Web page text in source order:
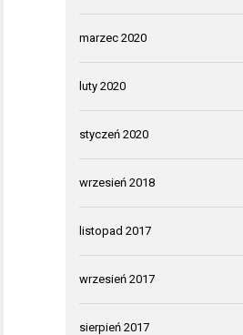
marzec 2020
luty 2020
styczeń 2020
wrzesień 2018
listopad 2017
wrzesień 2017
sierpień 2017